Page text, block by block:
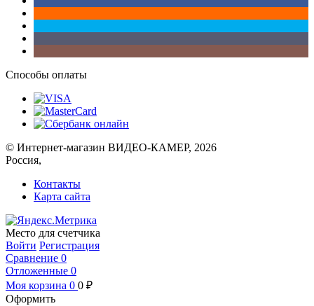
Способы оплаты
© Интернет-магазин ВИДЕО-КАМЕР, 2026
Россия,
Контакты
Карта сайта
Место для счетчика
Войти Регистрация
Сравнение 0
Отложенные 0
Моя корзина 0 0 ₽
Оформить